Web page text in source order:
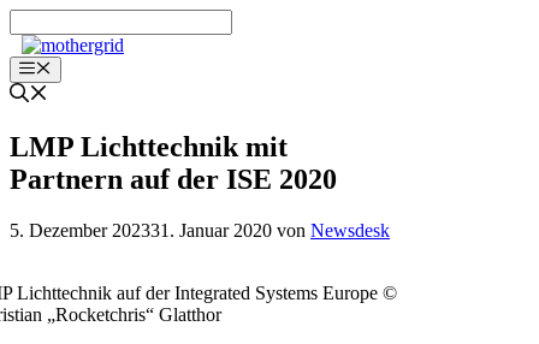
Inhalt
springenMenü
LMP Lichttechnik mit
Partnern auf der ISE 2020
5. Dezember 202331. Januar 2020 von Newsdesk
Lichttechnik auf der Integrated Systems Europe ©
„Rocketchris“ Glatthor